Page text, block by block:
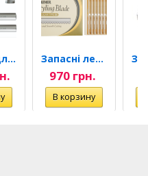
Тример для волосся в носі... Запасні леза для бритви...
970 грн.